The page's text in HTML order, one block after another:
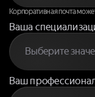
Корпоративная почта
Ваша
Ваш